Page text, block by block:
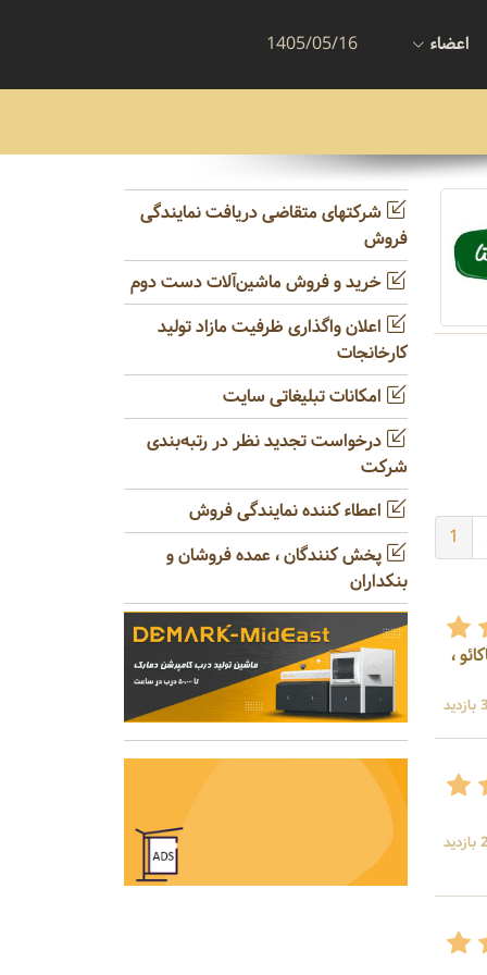
اعضاء 1405/05/16
1
،
شرکتهای متقاضی دریافت نمایندگی
فروش
خرید و فروش ماشین‌آلات دست دوم
اعلان واگذاری ظرفیت مازاد تولید
کارخانجات
امکانات تبلیغاتی سایت
درخواست تجدید نظر در رتبه‌بندی
شرکت
اعطاء کننده نمایندگی فروش
پخش کنندگان ، عمده فروشان و
بنکداران